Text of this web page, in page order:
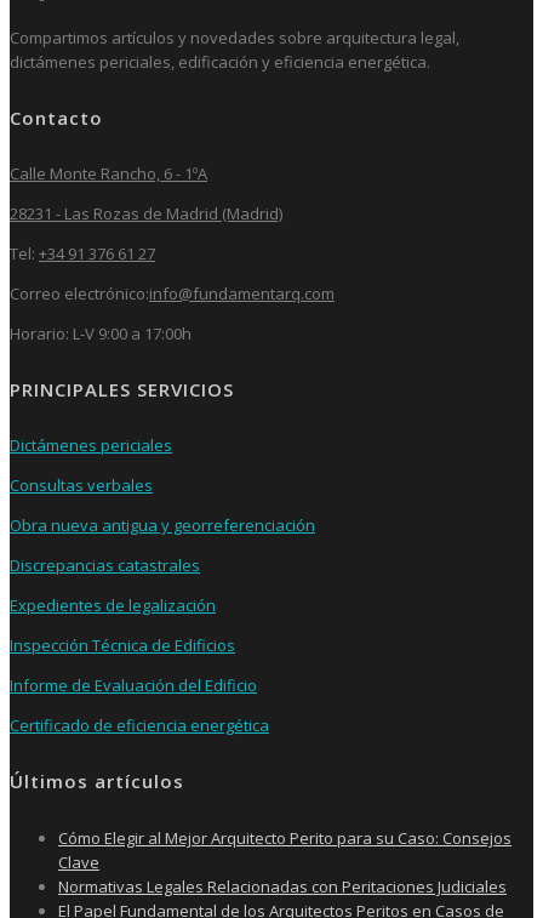
Compartimos artículos y novedades sobre arquitectura legal,
dictámenes periciales, edificación y eficiencia energética.
Contacto
Calle Monte Rancho, 6 - 1ºA
28231 - Las Rozas de Madrid (Madrid)
Tel: +34 91 376 61 27
Correo electrónico:info@fundamentarq.com
Horario: L-V 9:00 a 17:00h
PRINCIPALES SERVICIOS
Dictámenes periciales
Consultas verbales
Obra nueva antigua y georreferenciación
Discrepancias catastrales
Expedientes de legalización
Inspección Técnica de Edificios
Informe de Evaluación del Edificio
Certificado de eficiencia energética
Últimos artículos
Cómo Elegir al Mejor Arquitecto Perito para su Caso: Consejos
Clave
Normativas Legales Relacionadas con Peritaciones Judiciales
El Papel Fundamental de los Arquitectos Peritos en Casos de